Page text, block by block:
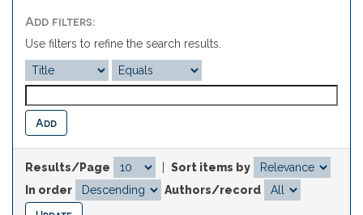
Add filters:
Use filters to refine the search results.
Results/Page
Sort items by
In order
Authors/record